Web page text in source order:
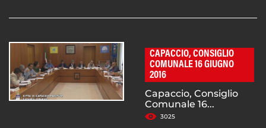
CAPACCIO, CONSIGLIO
COMUNALE 16 GIUGNO
2016
Capaccio, Consiglio
Comunale 16...
3025